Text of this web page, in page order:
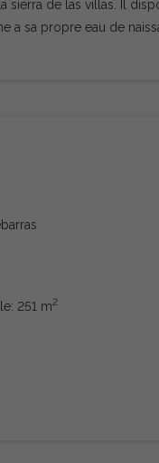
de las villas. Il
a sa propre eau de
251 m2